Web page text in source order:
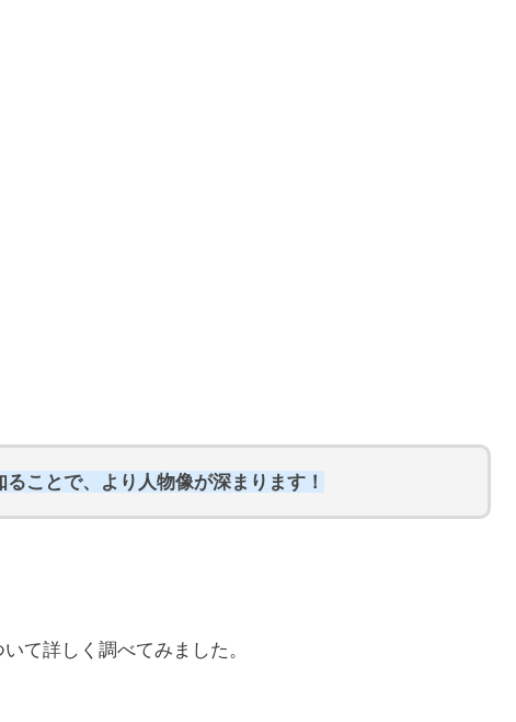
ことで、より人物像が深まります！
て詳しく調べてみました。